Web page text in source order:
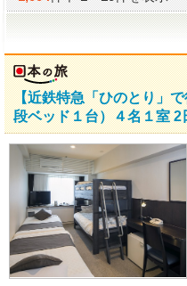
【近鉄特急「ひのとり」
段ベッド１台）４名１室 2